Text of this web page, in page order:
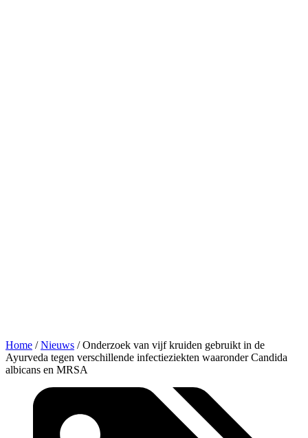
Home /Nieuws /Onderzoek van vijf kruiden gebruikt in de
Ayurveda tegen verschillende infectieziekten waaronder Candida
albicans en MRSA